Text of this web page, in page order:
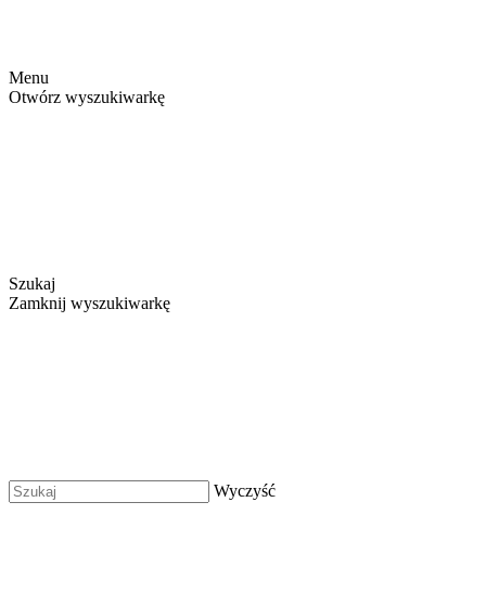
Menu
Otwórz wyszukiwarkę
Szukaj
Zamknij wyszukiwarkę
Wyczyść